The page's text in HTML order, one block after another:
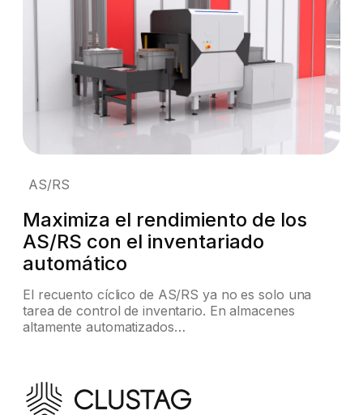
AS/RS
Maximiza el rendimiento de los
AS/RS con el inventariado
automático
El recuento cíclico de AS/RS ya no es solo una
tarea de control de inventario. En almacenes
altamente automatizados…